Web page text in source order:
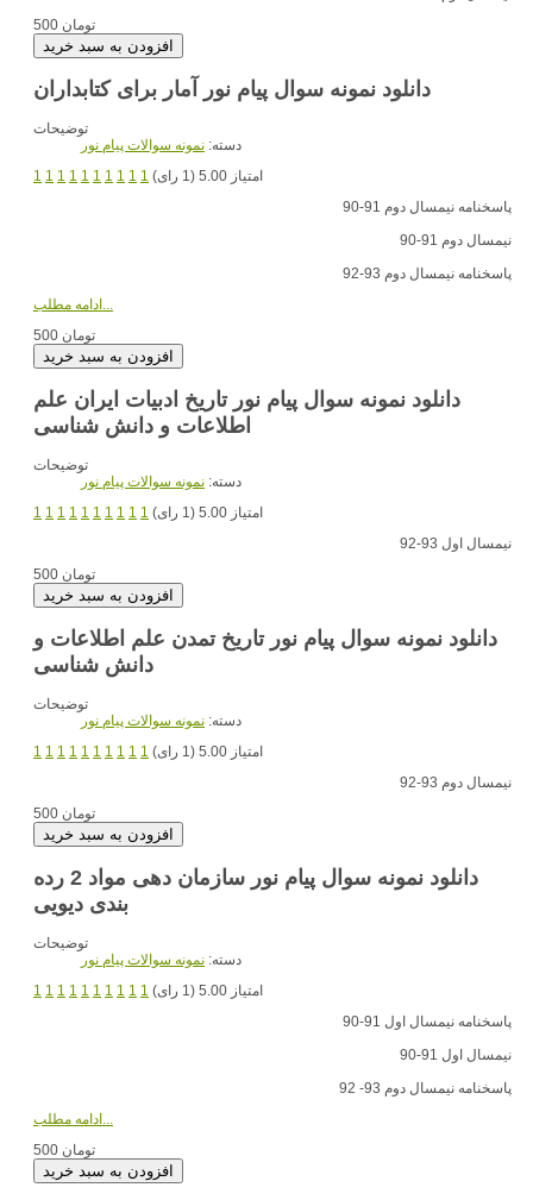
500 تومان
دانلود نمونه سوال پیام نور آمار برای کتابداران
توضیحات
دسته: نمونه سوالات پیام نور
1 1 1 1 1 1 1 1 1 1
امتیاز 5.00 (1 رای)
پاسخنامه نیمسال دوم 91-90
نیمسال دوم 91-90
پاسخنامه نیمسال دوم 93-92
ادامه مطلب...
500 تومان
دانلود نمونه سوال پیام نور تاریخ ادبیات ایران علم
اطلاعات و دانش شناسی
توضیحات
دسته: نمونه سوالات پیام نور
1 1 1 1 1 1 1 1 1 1
امتیاز 5.00 (1 رای)
نیمسال اول 93-92
500 تومان
دانلود نمونه سوال پیام نور تاریخ تمدن علم اطلاعات و
دانش شناسی
توضیحات
دسته: نمونه سوالات پیام نور
1 1 1 1 1 1 1 1 1 1
امتیاز 5.00 (1 رای)
نیمسال دوم 93-92
500 تومان
دانلود نمونه سوال پیام نور سازمان دهی مواد 2 رده
بندی دیویی
توضیحات
دسته: نمونه سوالات پیام نور
1 1 1 1 1 1 1 1 1 1
امتیاز 5.00 (1 رای)
پاسخنامه نیمسال اول 91-90
نیمسال اول 91-90
پاسخنامه نیمسال دوم 93- 92
500 تومان